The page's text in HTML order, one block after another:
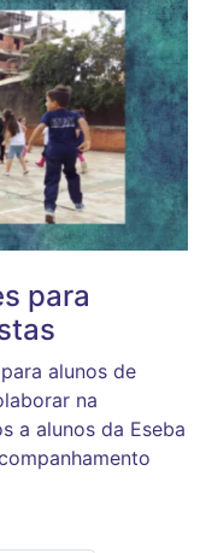
para
alunos de
na
a alunos da Eseba